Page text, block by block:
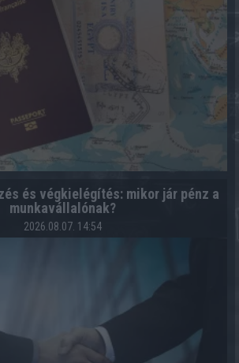
és végkielégítés: mikor jár pénz a
munkavállalónak?
2026.08.07. 14:54